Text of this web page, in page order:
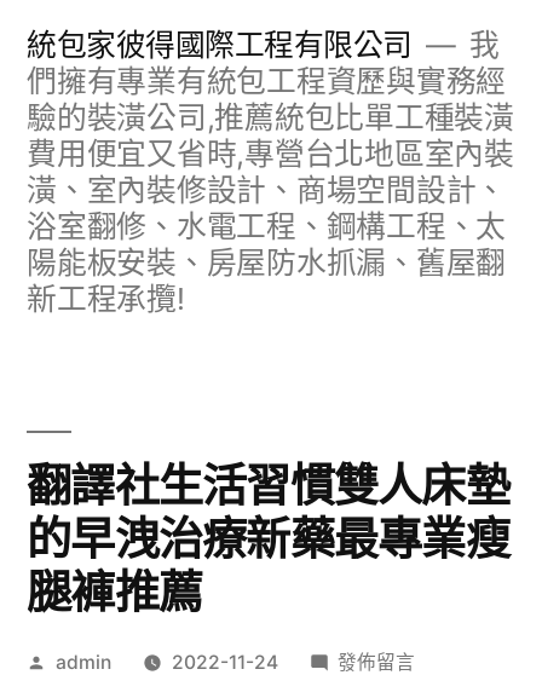
統包家彼得國際工程有限公司
我
們擁有專業有統包工程資歷與實務經
驗的裝潢公司,推薦統包比單工種裝潢
費用便宜又省時,專營台北地區室內裝
潢、室內裝修設計、商場空間設計、
浴室翻修、水電工程、鋼構工程、太
陽能板安裝、房屋防水抓漏、舊屋翻
新工程承攬!
翻譯社生活習慣雙人床墊
的早洩治療新藥最專業瘦
腿褲推薦
作
admin 2022-11-24
在
發佈留言